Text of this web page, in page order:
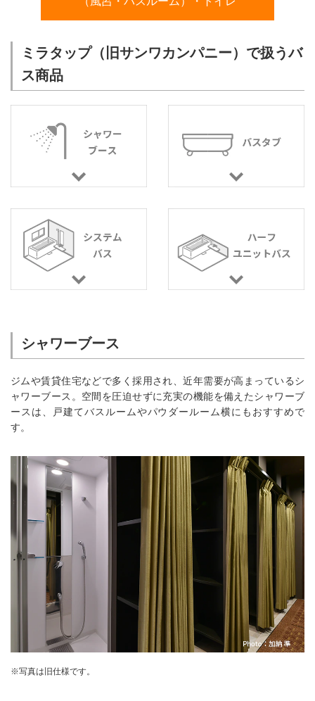
ミラタップ（旧サンワカンパニー）で扱うバ
ス商品
シャワーブース
ジムや賃貸住宅などで多く採用され、近年需要が高まっているシ
ャワーブース。空間を圧迫せずに充実の機能を備えたシャワーブ
ースは、戸建てバスルームやパウダールーム横にもおすすめで
す。
※写真は旧仕様です。